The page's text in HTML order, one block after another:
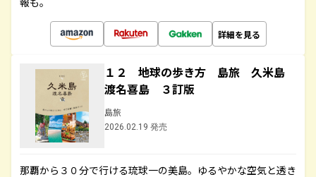
詳細を見る
１２ 地球の歩き方 島旅 久米島
渡名喜島 ３訂版
島旅
2026.02.19 発売
那覇から３０分で行ける琉球一の美島。ゆるやかな空気と透き